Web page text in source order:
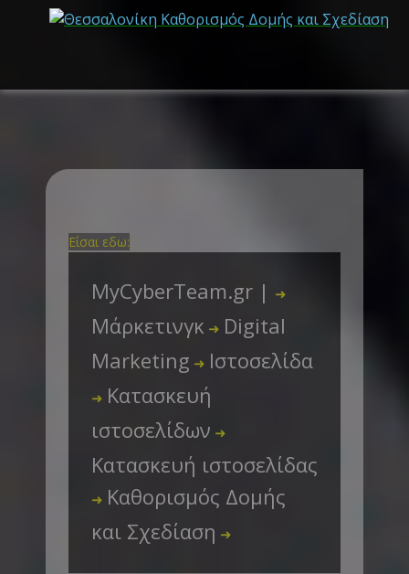
Είσαι εδω:
MyCyberTeam.gr | ➜
Μάρκετινγκ ➜ Digital
Marketing ➜ Ιστοσελίδα
➜ Κατασκευή
ιστοσελίδων ➜
Κατασκευή ιστοσελίδας
➜ Καθορισμός Δομής
και Σχεδίαση ➜